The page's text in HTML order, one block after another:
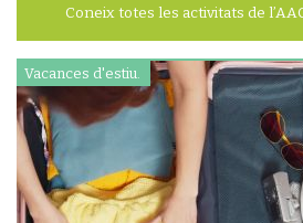
Coneix totes les activitats de
Vacances d'estiu.